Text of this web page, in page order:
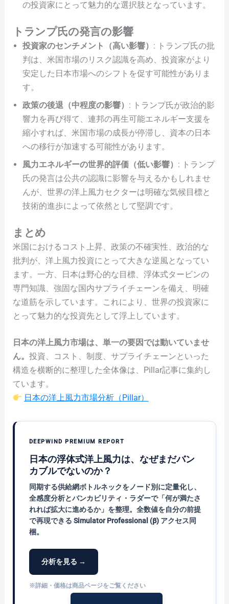
の投資家にとって魅力的な選択肢となっています。
トランプ氏の発言の影響
投資家のセンチメント（高い影響） : トランプ氏の批
判は、米国市場のリスク認識を高め、投資家がより
安定した日本市場へのシフトを促す可能性がありま
す。
政策の後退（中程度の影響） : トランプ氏が政治的影
響力を再び得て、連邦の再生可能エネルギー支援を
縮小すれば、米国市場の成長が停滞し、資本の日本
への移行が加速する可能性があります。
風力エネルギーの世界的評価（低い影響） : トランプ
氏の発言は公共の認識に影響を与えるかもしれませ
んが、世界の洋上風力セクターは明確な気候目標と
技術的進歩によって依然として堅調です。
まとめ
米国におけるコスト上昇、政策の不確実性、政治的な
批判が、洋上風力投資にとって大きな逆風となってい
ます。一方、日本は野心的な目標、浮体式タービンの
専門知識、強固な国内サプライチェーンを備え、明確
な道筋を示しています。これにより、世界の投資家に
とって魅力的な投資先として浮上しています。
日本の洋上風力市場は、単一の要因では動いていませ
ん。 投資、コスト、制度、サプライチェーンといった
構造を横断的に整理した全体像は、Pillar記事に集約し
ています。
日本の洋上風力市場分析（Pillar）
DEEPWIND PREMIUM REPORT
日本の浮体式洋上風力は、なぜまだバン
カブルでないのか？
同期する供給網ボトルネックをノード別に定量化し、
全感度分析とバンカビリティ・ラダーで「何が満たさ
れれば拡大に進めるか」を整理。全数値を自分の前提
で再現できる Simulator Professional (β) アクセス同
梱。
分析を見る →
※詳細・価格は商品ページをご覧ください